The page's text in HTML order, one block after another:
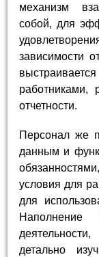
механизм
собой, для
зависимости
работниками,
отчетности.
Персонал же
данным и
условия для
для
детально